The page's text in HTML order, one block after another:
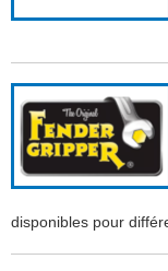
disponibles pour